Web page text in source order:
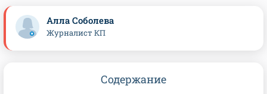
Алла Соболева
Журналист КП
Содержание